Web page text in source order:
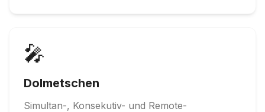
🎤
Dolmetschen
Simultan-, Konsekutiv- und Remote-